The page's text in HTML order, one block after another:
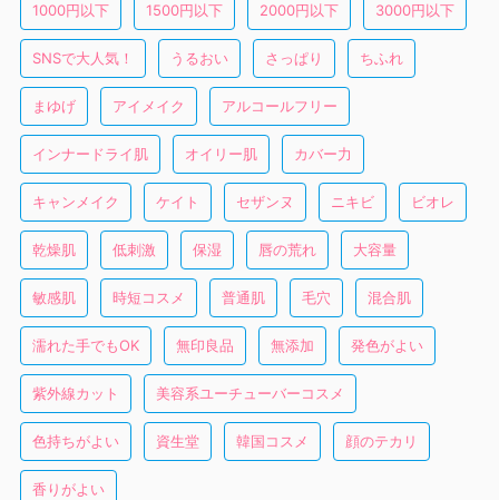
1000円以下 1500円以下 2000円以下 3000円以下
SNSで大人気！ うるおい さっぱり ちふれ
まゆげ アイメイク アルコールフリー
インナードライ肌 オイリー肌 カバー力
キャンメイク ケイト セザンヌ ニキビ ビオレ
乾燥肌 低刺激 保湿 唇の荒れ 大容量
敏感肌 時短コスメ 普通肌 毛穴 混合肌
濡れた手でもOK 無印良品 無添加 発色がよい
紫外線カット 美容系ユーチューバーコスメ
色持ちがよい 資生堂 韓国コスメ 顔のテカリ
香りがよい